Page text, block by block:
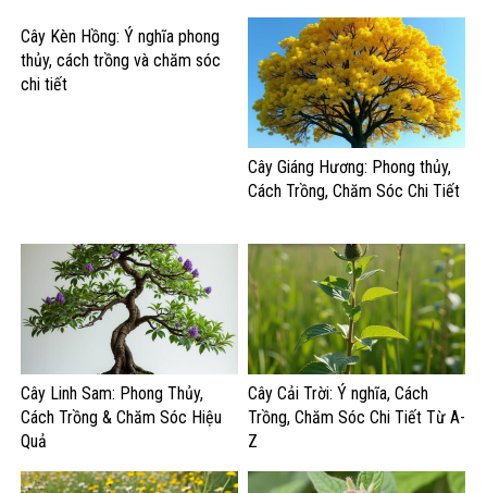
Cây Kèn Hồng: Ý nghĩa phong
thủy, cách trồng và chăm sóc
chi tiết
Cây Giáng Hương: Phong thủy,
Cách Trồng, Chăm Sóc Chi Tiết
Cây Linh Sam: Phong Thủy,
Cách Trồng & Chăm Sóc Hiệu
Quả
Cây Cải Trời: Ý nghĩa, Cách
Trồng, Chăm Sóc Chi Tiết Từ A-
Z